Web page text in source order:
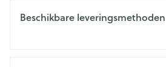
Beschikbare leveringsmethoden